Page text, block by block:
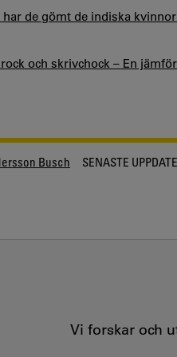
de gömt de indiska
och skrivchock – En
Busch SENASTE
Vi forskar och